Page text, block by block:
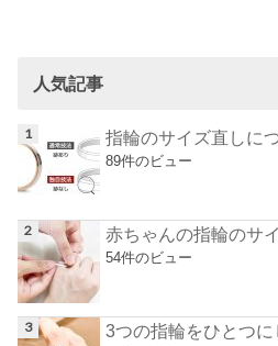
人気記事
指輪のサイズ直しに
89件のビュー
赤ちゃんの指輪のサ
54件のビュー
3つの指輪をひとつに